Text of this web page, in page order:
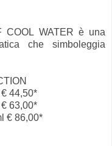
COOL WATER è una
che simboleggia
44,50*
63,00*
€ 86,00*